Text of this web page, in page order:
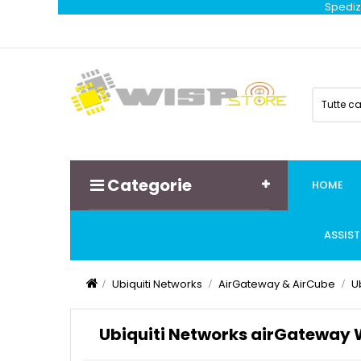
Tutte
Categorie HOME
Ubiquiti Networks AirGateway & AirCube
Ubiquiti Networks airGateway